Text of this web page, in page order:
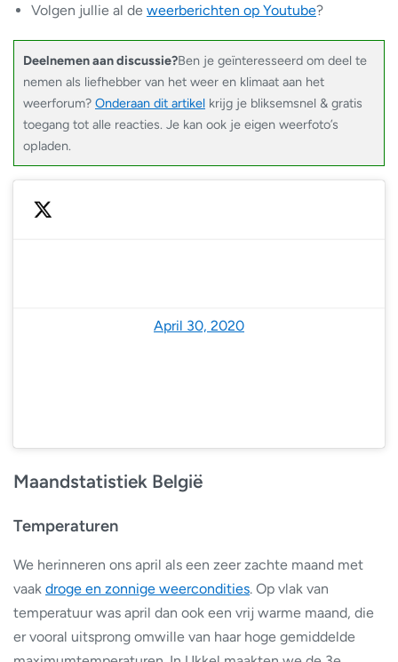
Volgen jullie al de weerberichten op Youtube?
Deelnemen aan discussie?Ben je geïnteresseerd om deel te
nemen als liefhebber van het weer en klimaat aan het
weerforum? Onderaan dit artikel krijg je bliksemsnel & gratis
toegang tot alle reacties. Je kan ook je eigen weerfoto’s
opladen.
April 30, 2020
Maandstatistiek België
Temperaturen
We herinneren ons april als een zeer zachte maand met
vaak droge en zonnige weercondities. Op vlak van
temperatuur was april dan ook een vrij warme maand, die
er vooral uitsprong omwille van haar hoge gemiddelde